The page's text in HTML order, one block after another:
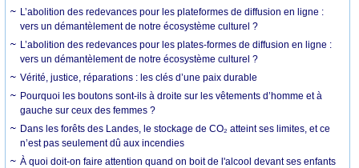
L’abolition des redevances pour les plateformes de diffusion en ligne :
vers un démantèlement de notre écosystème culturel ?
L’abolition des redevances pour les plates-formes de diffusion en ligne :
vers un démantèlement de notre écosystème culturel ?
Vérité, justice, réparations : les clés d’une paix durable
Pourquoi les boutons sont-ils à droite sur les vêtements d’homme et à
gauche sur ceux des femmes ?
Dans les forêts des Landes, le stockage de CO₂ atteint ses limites, et ce
n’est pas seulement dû aux incendies
À quoi doit-on faire attention quand on boit de l'alcool devant ses enfants